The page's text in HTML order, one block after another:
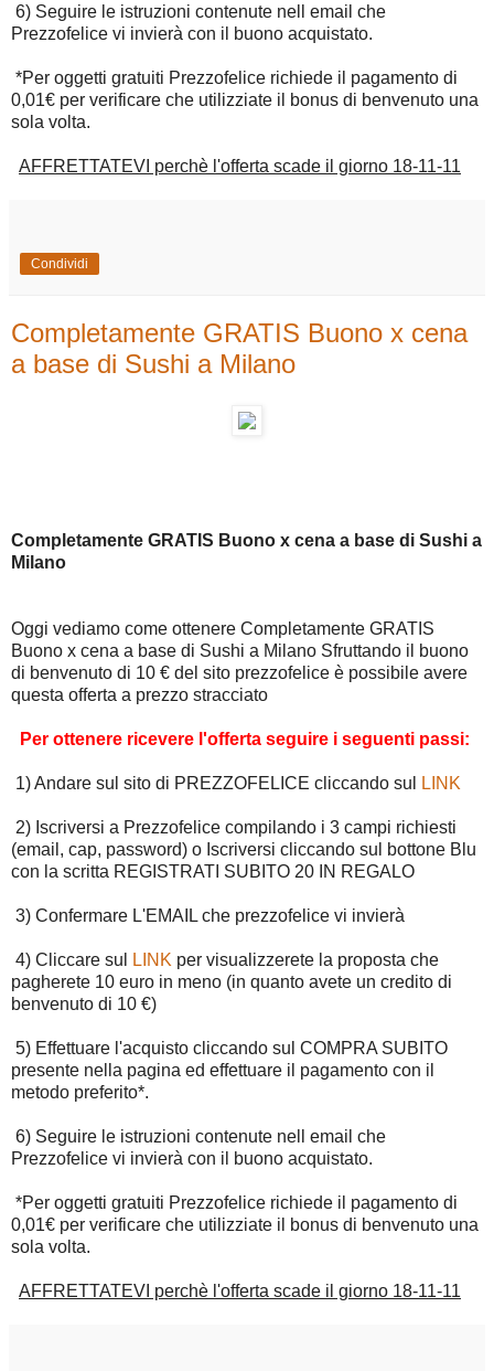
6) Seguire le istruzioni contenute nell email che
Prezzofelice vi invierà con il buono acquistato.
*Per oggetti gratuiti Prezzofelice richiede il pagamento di
0,01€ per verificare che utilizziate il bonus di benvenuto una
sola volta.
AFFRETTATEVI perchè l'offerta scade il giorno 18-11-11
Condividi
Completamente GRATIS Buono x cena
a base di Sushi a Milano
Completamente GRATIS Buono x cena a base di Sushi a
Milano
Oggi vediamo come ottenere Completamente GRATIS
Buono x cena a base di Sushi a Milano Sfruttando il buono
di benvenuto di 10 € del sito prezzofelice è possibile avere
questa offerta a prezzo stracciato
Per ottenere ricevere l'offerta seguire i seguenti passi:
1) Andare sul sito di PREZZOFELICE cliccando sul LINK
2) Iscriversi a Prezzofelice compilando i 3 campi richiesti
(email, cap, password) o Iscriversi cliccando sul bottone Blu
con la scritta REGISTRATI SUBITO 20 IN REGALO
3) Confermare L'EMAIL che prezzofelice vi invierà
4) Cliccare sul LINK per visualizzerete la proposta che
pagherete 10 euro in meno (in quanto avete un credito di
benvenuto di 10 €)
5) Effettuare l'acquisto cliccando sul COMPRA SUBITO
presente nella pagina ed effettuare il pagamento con il
metodo preferito*.
6) Seguire le istruzioni contenute nell email che
Prezzofelice vi invierà con il buono acquistato.
*Per oggetti gratuiti Prezzofelice richiede il pagamento di
0,01€ per verificare che utilizziate il bonus di benvenuto una
sola volta.
AFFRETTATEVI perchè l'offerta scade il giorno 18-11-11